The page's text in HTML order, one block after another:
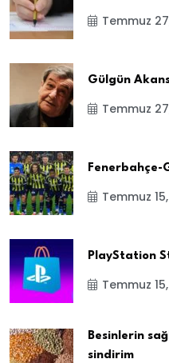
Temmuz
Gülgün
Temmuz
Fenerbahçe-
Temmuz
PlayStation
Temmuz
Besinlerin
sindirim